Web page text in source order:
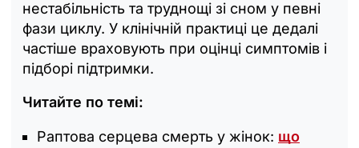
нестабільність та труднощі зі сном у певні
фази циклу. У клінічній практиці це дедалі
частіше враховують при оцінці симптомів і
підборі підтримки.
Читайте по темі:
Раптова серцева смерть у жінок: що